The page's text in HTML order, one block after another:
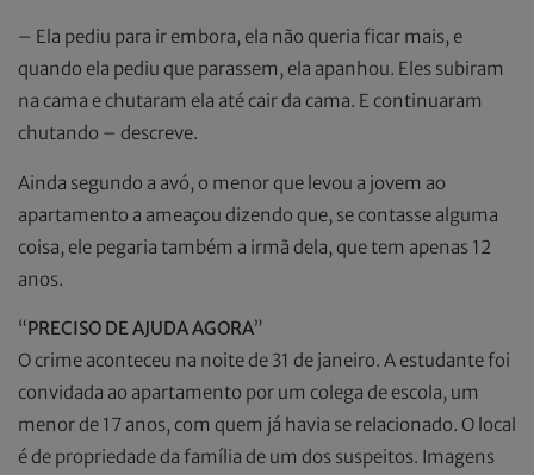
– Ela pediu para ir embora, ela não queria ficar mais, e
quando ela pediu que parassem, ela apanhou. Eles subiram
na cama e chutaram ela até cair da cama. E continuaram
chutando – descreve.
Ainda segundo a avó, o menor que levou a jovem ao
apartamento a ameaçou dizendo que, se contasse alguma
coisa, ele pegaria também a irmã dela, que tem apenas 12
anos.
“PRECISO DE AJUDA AGORA”
O crime aconteceu na noite de 31 de janeiro. A estudante foi
convidada ao apartamento por um colega de escola, um
menor de 17 anos, com quem já havia se relacionado. O local
é de propriedade da família de um dos suspeitos. Imagens